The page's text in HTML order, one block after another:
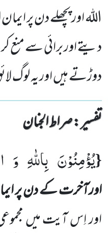
اللہ اور پچھلے دن پر
دیتے اور برائی سے منع
دوڑتے ہیں اور یہ لوگ
تفسیر : ‎صراط الجنان
{یُؤْمِنُوْنَ بِاللّٰهِ وَ
اورآخرت کے دن پر
اور اِس آیت میں